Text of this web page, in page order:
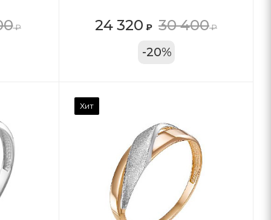
₽ 24 320 ₽ 30 400₽
-20%
Хит